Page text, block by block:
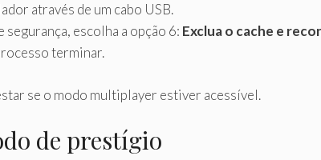
através de um cabo USB.
segurança, escolha a opção 6: Exclua o cache e
terminar.
se o modo multiplayer estiver acessível.
de prestígio